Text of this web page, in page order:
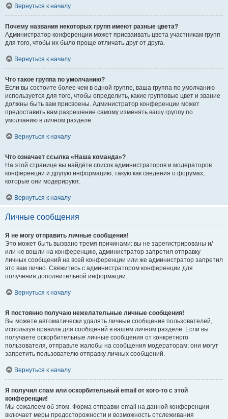
Вернуться к началу
Почему названия некоторых групп имеют разные цвета?
Администратор конференции может присваивать цвета участникам групп
для того, чтобы их было проще отличать друг от друга.
Вернуться к началу
Что такое группа по умолчанию?
Если вы состоите более чем в одной группе, ваша группа по умолчанию
используется для того, чтобы определить, какие групповые цвет и звание
должны быть вам присвоены. Администратор конференции может
предоставить вам разрешение самому изменять вашу группу по
умолчанию в личном разделе.
Вернуться к началу
Что означает ссылка «Наша команда»?
На этой странице вы найдёте список администраторов и модераторов
конференции и другую информацию, такую как сведения о форумах,
которые они модерируют.
Вернуться к началу
Личные сообщения
Я не могу отправить личные сообщения!
Это может быть вызвано тремя причинами: вы не зарегистрированы и/
или не вошли на конференцию, администратор запретил отправку
личных сообщений на всей конференции или же администратор запретил
это вам лично. Свяжитесь с администратором конференции для
получения дополнительной информации.
Вернуться к началу
Я постоянно получаю нежелательные личные сообщения!
Вы можете автоматически удалять личные сообщения пользователей,
используя правила для сообщений в вашем личном разделе. Если вы
получаете оскорбительные личные сообщения от конкретного
пользователя, отправьте жалобы на сообщения модераторам; они могут
запретить пользователю отправку личных сообщений.
Вернуться к началу
Я получил спам или оскорбительный email от кого-то с этой
конференции!
Мы сожалеем об этом. Форма отправки email на данной конференции
включает меры предосторожности и возможность отслеживания